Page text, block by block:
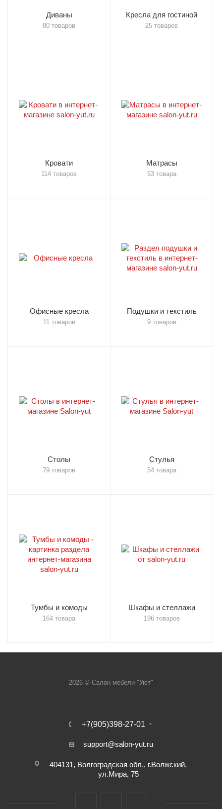
Диваны
80 товаров
Кресла для гостиной
25 товаров
Кровати
114 товаров
Матрасы
53 товара
Офисные кресла
11 товаров
Подушки и текстиль
9 товаров
Столы
79 товаров
Стулья
54 товара
Тумбы и комоды
164 товара
Шкафы и стеллажи
196 товаров
2026 © Салон мебели "Уют"
+7(905)398-27-01
support@salon-yut.ru
404131, Волгоградская обл., г.Волжский,
ул.Мира, 75